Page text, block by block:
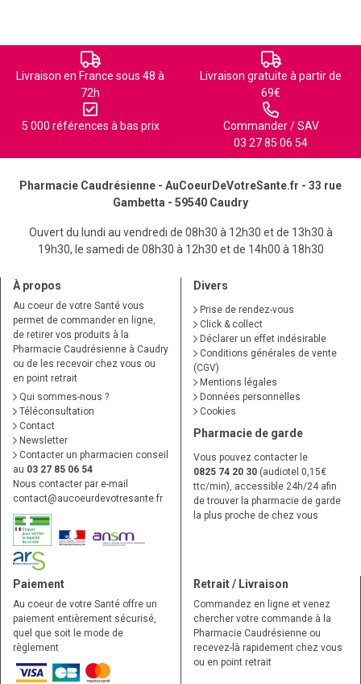
Livraison en France sous 48 à
72h
Livraison gratuite à partir de
69€
5 000 références à bas prix
Commander / SAV
03 27 85 06 54
Pharmacie Caudrésienne - AuCoeurDeVotreSante.fr - 33 rue
Gambetta - 59540 Caudry
Ouvert du lundi au vendredi de 08h30 à 12h30 et de 13h30 à
19h30, le samedi de 08h30 à 12h30 et de 14h00 à 18h30
À propos
Au coeur de votre Santé vous
permet de commander en ligne,
de retirer vos produits à la
Pharmacie Caudrésienne à Caudry
ou de les recevoir chez vous ou
en point retrait
Qui sommes-nous ?
Téléconsultation
Contact
Newsletter
Contacter un pharmacien conseil
au 03 27 85 06 54
Nous contacter par e-mail
contact@aucoeurdevotresante.fr
Divers
Prise de rendez-vous
Click & collect
Déclarer un effet indésirable
Conditions générales de vente
(CGV)
Mentions légales
Données personnelles
Cookies
Pharmacie de garde
Vous pouvez contacter le
0825 74 20 30 (audiotel 0,15€
ttc/min), accessible 24h/24 afin
de trouver la pharmacie de garde
la plus proche de chez vous
Paiement
Au coeur de votre Santé offre un
paiement entièrement sécurisé,
quel que soit le mode de
règlement
Retrait / Livraison
Commandez en ligne et venez
chercher votre commande à la
Pharmacie Caudrésienne ou
recevez-là rapidement chez vous
ou en point retrait